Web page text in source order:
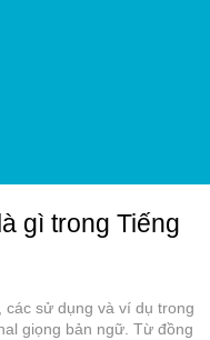
gì trong Tiếng
sử dụng và ví dụ trong
giọng bản ngữ. Từ đồng